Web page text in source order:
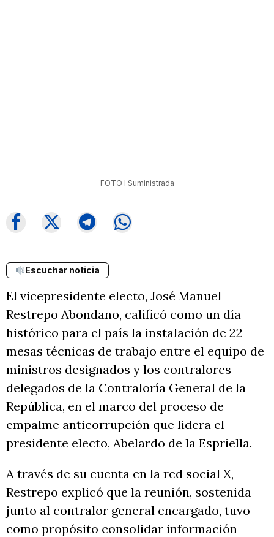
FOTO I Suministrada
Escuchar noticia
El vicepresidente electo, José Manuel
Restrepo Abondano, calificó como un día
histórico para el país la instalación de 22
mesas técnicas de trabajo entre el equipo de
ministros designados y los contralores
delegados de la Contraloría General de la
República, en el marco del proceso de
empalme anticorrupción que lidera el
presidente electo, Abelardo de la Espriella.
A través de su cuenta en la red social X,
Restrepo explicó que la reunión, sostenida
junto al contralor general encargado, tuvo
como propósito consolidar información